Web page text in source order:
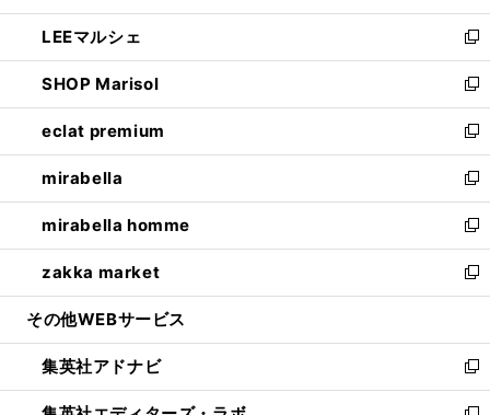
開
く
ウ
で
開
く
ン
ド
ウ
で
開
く
ウ
ィ
ン
ド
ウ
で
開
く
し
い
ウ
ィ
ン
ド
ウ
で
開
く
LEEマルシェ
新
し
い
ウ
ィ
ン
ド
ウ
で
開
く
SHOP Marisol
新
し
い
ウ
ィ
ン
ド
ウ
で
開
eclat premium
新
し
い
ウ
ィ
ン
ド
ウ
開
く
mirabella
新
し
い
ウ
ィ
ン
ウ
で
開
mirabella homme
新
し
い
ウ
ン
ド
ウ
zakka market
新
し
ウ
ィ
ン
その他WEBサービス
集英社アドナビ
新
し